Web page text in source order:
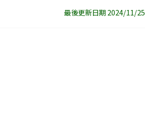
最後更新日期 2024/11/25